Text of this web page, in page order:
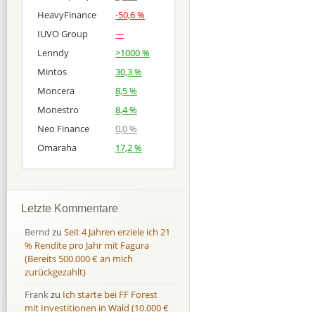
HeavyFinance
-50,6 %
IUVO Group
---
Lenndy
>1000 %
Mintos
30,3 %
Moncera
8,5 %
Monestro
8,4 %
Neo Finance
0,0 %
Omaraha
17,2 %
Bondora
Finbee
43,2%
Finbee (CZK)
0,0 %
HeavyFinance
IUVO Group
-32,2 %
Bondora
Finbee
35,2%
Finbee (CZK)
0,0 %
HeavyFinance
IUVO Group
-55,0 %
Letzte Kommentare
Bernd zu Seit 4 Jahren erziele ich 21
% Rendite pro Jahr mit Fagura
(Bereits 500.000 € an mich
zurückgezahlt)
Frankzu Ich starte bei FF Forest
mit Investitionen in Wald (10.000 €